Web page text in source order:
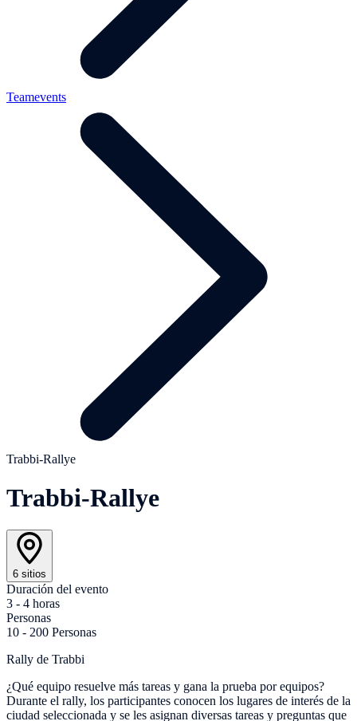
Teamevents
Trabbi-Rallye
Trabbi-Rallye
6 sitios
Duración del evento
3 - 4 horas
Personas
10 - 200 Personas
Rally de Trabbi
¿Qué equipo resuelve más tareas y gana la prueba por equipos?
Durante el rally, los participantes conocen los lugares de interés de la
ciudad seleccionada y se les asignan diversas tareas y preguntas que